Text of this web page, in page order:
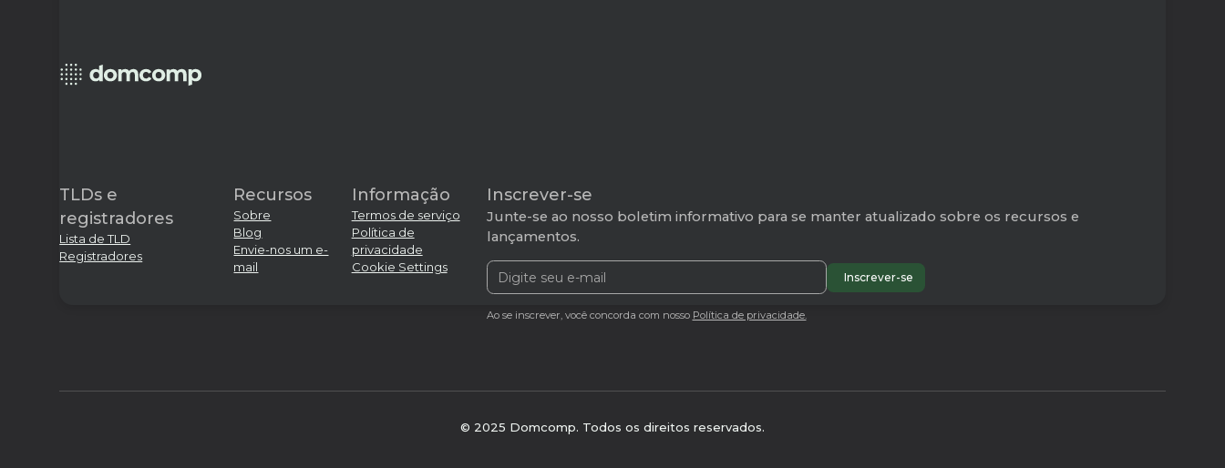
TLDs e
registradores
Lista de TLD
Registradores
Recursos
Sobre
Blog
Envie-nos um e-
mail
Informação
Termos de serviço
Política de
privacidade
Cookie Settings
Inscrever-se
Junte-se ao nosso boletim informativo para se manter atualizado sobre os recursos e
lançamentos.
Ao se inscrever, você concorda com nosso Política de privacidade.
© 2025 Domcomp. Todos os direitos reservados.